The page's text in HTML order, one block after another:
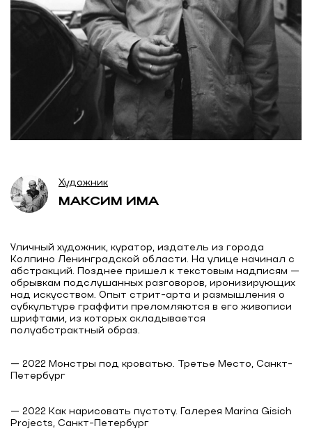
Художник
МАКСИМ ИМА
Уличный художник, куратор, издатель из города
Колпино Ленинградской области. На улице начинал с
абстракций. Позднее пришел к текстовым надписям —
обрывкам подслушанных разговоров, иронизирующих
над искусством. Опыт стрит-арта и размышления о
субкультуре граффити преломляются в его живописи
шрифтами, из которых складывается
— 2022 Монстры под кроватью. Третье Место, Санкт-
Петербург
— 2022 Как нарисовать пустоту. Галерея Marina Gisich
Projects, Санкт-Петербург